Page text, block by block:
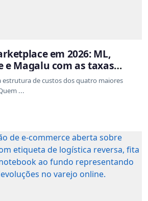
em 2026: ML,
e Magalu com as taxas
de custos dos quatro maiores
...